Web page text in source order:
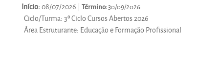
Início:08/07/2026 | Término:30/09/2026
Ciclo/Turma:3º Ciclo Cursos Abertos 2026
Área Estruturante: Educação e Formação Profissional